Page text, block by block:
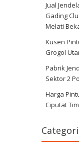
Jual
Gading
Melati
Kusen
Grogol
Pabrik
Sektor 2
Harga
Ciputat